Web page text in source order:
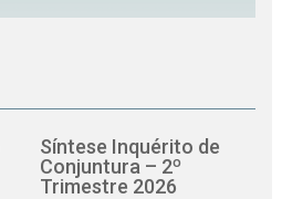
Síntese Inquérito de
Conjuntura – 2º
Trimestre 2026